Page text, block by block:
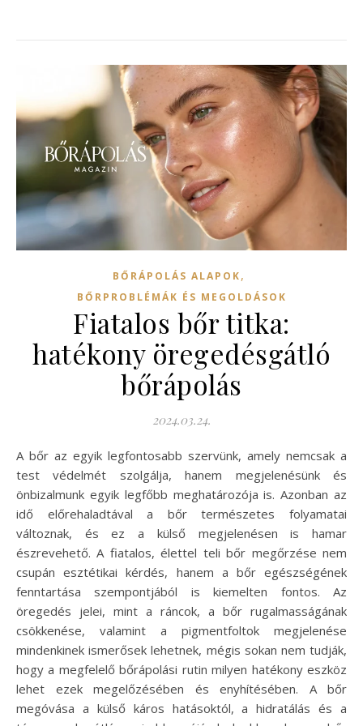
BŐRÁPOLÁS ALAPOK,
BŐRPROBLÉMÁK ÉS MEGOLDÁSOK
Fiatalos bőr titka:
hatékony öregedésgátló
bőrápolás
2024.03.24.
A bőr az egyik legfontosabb szervünk, amely nemcsak a
test védelmét szolgálja, hanem megjelenésünk és
önbizalmunk egyik legfőbb meghatározója is. Azonban az
idő előrehaladtával a bőr természetes folyamatai
változnak, és ez a külső megjelenésen is hamar
észrevehető. A fiatalos, élettel teli bőr megőrzése nem
csupán esztétikai kérdés, hanem a bőr egészségének
fenntartása szempontjából is kiemelten fontos. Az
öregedés jelei, mint a ráncok, a bőr rugalmasságának
csökkenése, valamint a pigmentfoltok megjelenése
mindenkinek ismerősek lehetnek, mégis sokan nem tudják,
hogy a megfelelő bőrápolási rutin milyen hatékony eszköz
lehet ezek megelőzésében és enyhítésében. A bőr
megóvása a külső káros hatásoktól, a hidratálás és a